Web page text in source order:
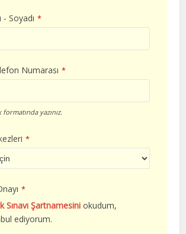
- Soyadı *
Numarası *
yazınız.
*
*
Sınavı Şartnamesini okudum,
ediyorum.